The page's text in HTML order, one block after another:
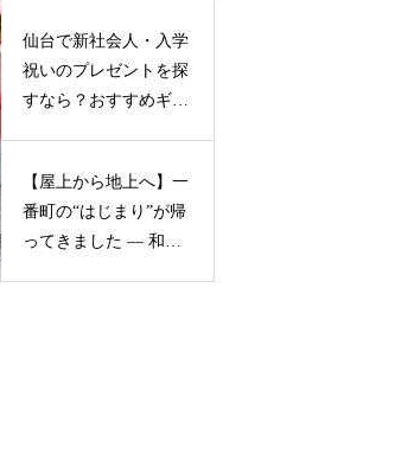
仙台で新社会人・入学
祝いのプレゼントを探
すなら？おすすめギフ
【屋上から地上へ】一
番町の“はじまり”が帰
ってきました ― 和霊